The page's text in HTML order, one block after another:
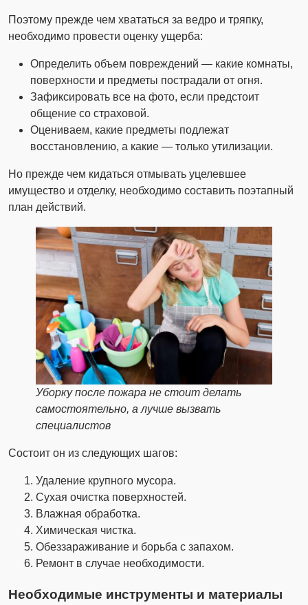
Поэтому прежде чем хвататься за ведро и тряпку,
необходимо провести оценку ущерба:
Определить объем повреждений — какие комнаты,
поверхности и предметы пострадали от огня.
Зафиксировать все на фото, если предстоит
общение со страховой.
Оцениваем, какие предметы подлежат
восстановлению, а какие — только утилизации.
Но прежде чем кидаться отмывать уцелевшее
имущество и отделку, необходимо составить поэтапный
план действий.
Уборку после пожара не стоит делать
самостоятельно, а лучше вызвать
специалистов
Состоит он из следующих шагов:
Удаление крупного мусора.
Сухая очистка поверхностей.
Влажная обработка.
Химическая чистка.
Обеззараживание и борьба с запахом.
Ремонт в случае необходимости.
Необходимые инструменты и материалы